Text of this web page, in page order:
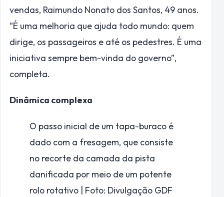
vendas, Raimundo Nonato dos Santos, 49 anos.
“É uma melhoria que ajuda todo mundo: quem
dirige, os passageiros e até os pedestres. É uma
iniciativa sempre bem-vinda do governo”,
completa.
Dinâmica complexa
O passo inicial de um tapa-buraco é
dado com a fresagem, que consiste
no recorte da camada da pista
danificada por meio de um potente
rolo rotativo | Foto: Divulgação GDF